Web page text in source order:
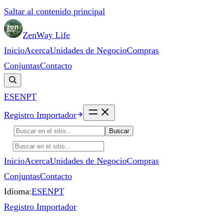
Saltar al contenido principal
ZenWay Life
InicioAcercaUnidades de NegocioCompras
ConjuntasContacto
ESENPT
Registro Importador
Buscar
InicioAcercaUnidades de NegocioCompras
ConjuntasContacto
Idioma:ESENPT
Registro Importador